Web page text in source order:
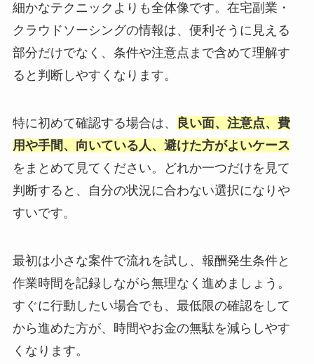
細かなテクニックよりも全体像です。在宅副業・
クラウドソーシングの情報は、便利そうに見える
部分だけでなく、条件や注意点まで含めて理解す
ると判断しやすくなります。
特に初めて確認する場合は、
良い面、注意点、費
用や手間、向いている人、避けた方がよいケース
をまとめて見てください。どれか一つだけを見て
判断すると、自分の状況に合わない選択になりや
すいです。
最初は小さな案件で流れを試し、報酬発生条件と
作業時間を記録しながら無理なく進めましょう。
すぐに行動したい場合でも、最低限の確認をして
から進めた方が、時間やお金の無駄を減らしやす
くなります。